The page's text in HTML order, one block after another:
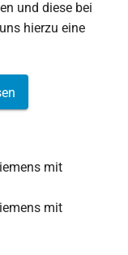
und diese bei
hierzu eine